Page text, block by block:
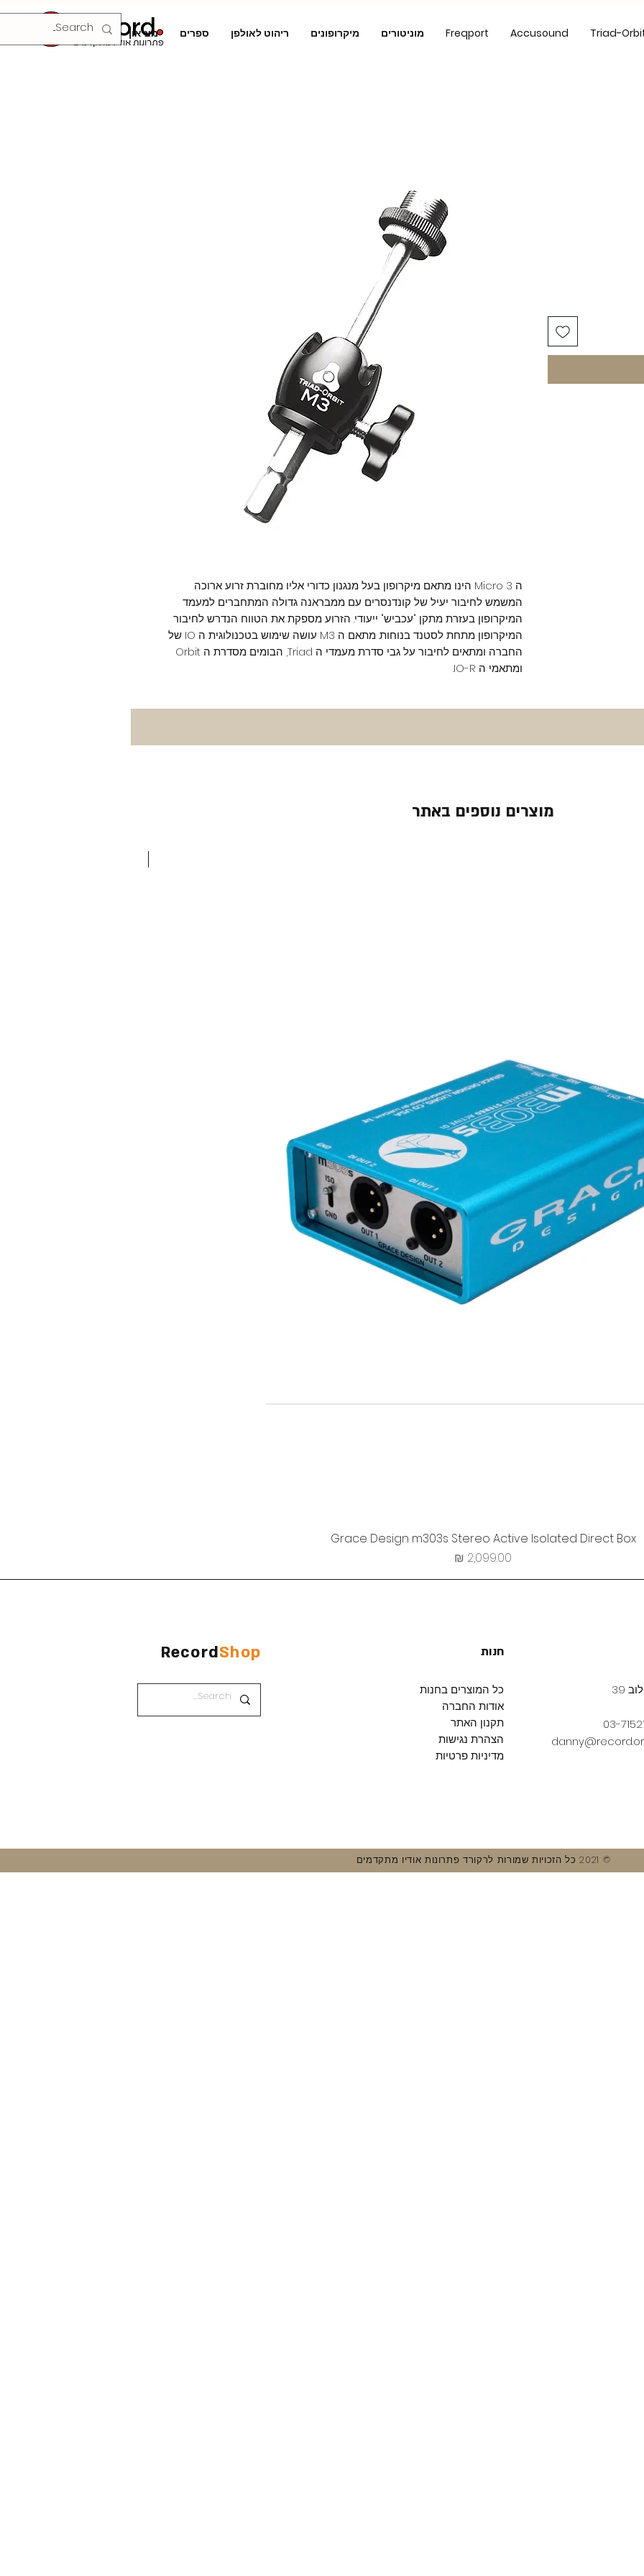
Triad-
Accusound
Freqport מוניטורים מיקרופונים ריהוט לאולפן ספרים מציאון צור קשר
ה Micro 3 הינו מתאם מיקרופון בעל מנגנון כדורי אליו מחוברת זרוע ארוכה
המשמש לחיבור יעיל של קונדנסרים עם ממבראנה גדולה המתחברים למעמד
המיקרופון בעזרת מתקן "עכביש" ייעודי. הזרוע מספקת את הטווח הנדרש לחיבור
המיקרופון מתחת לסטנד בנוחות. מתאם ה M3 עושה שימוש בטכנולוגית ה IO של
החברה ומתאים לחיבור על גבי סדרת מעמדי ה Triad, הבומים מסדרת ה Orbit
ומתאמי ה IO-R.
מוצרים נוספים באתר
Grace Design m303s Stereo Active Isolated Direct Box
מחיר
39
חנות
כל המוצרים בחנות
אודות החברה
תקנון האתר
הצהרת נגישות
מדיניות פרטיות
RecordShop
© 2021 כל הזכויות שמורות לרקורד פתרונות אודיו מתקדמים